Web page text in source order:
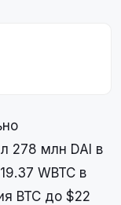
278 млн DAI в
WBTC в
BTC до $22